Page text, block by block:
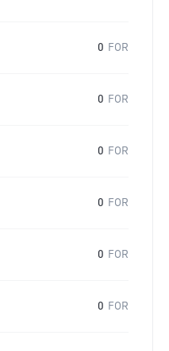
0 FOR
0 FOR
0 FOR
0 FOR
0 FOR
0 FOR